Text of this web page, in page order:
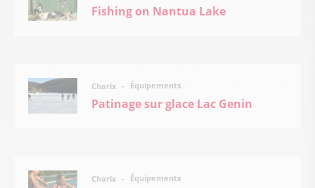
Fishing on Nantua Lake
Charix Équipements
Patinage sur glace Lac Genin
Charix Équipements